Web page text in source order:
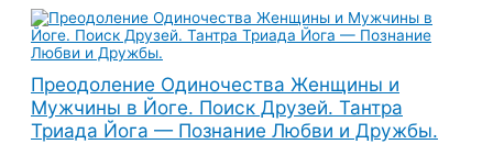
Перейти
содержимому
Преодоление Одиночества Женщины и
Мужчины в Йоге. Поиск Друзей. Тантра
Триада Йога — Познание Любви и Дружбы.